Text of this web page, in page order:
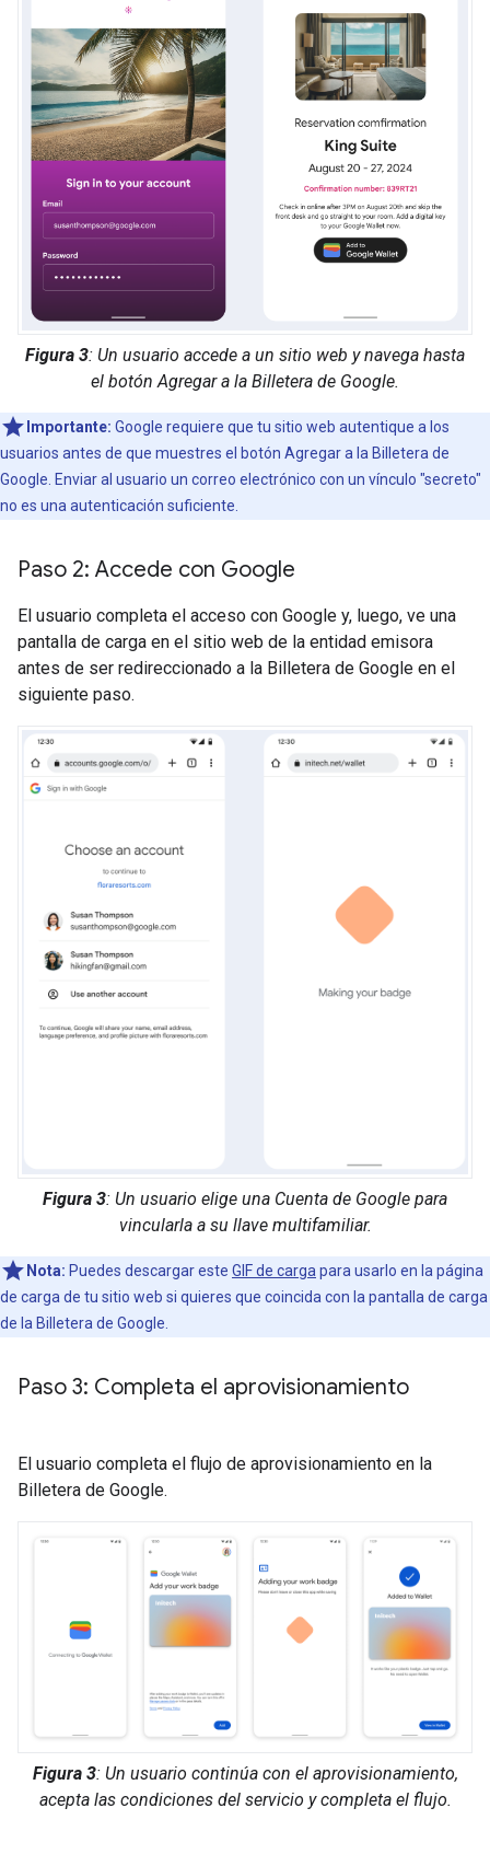
Figura 3: Un usuario accede a un sitio web y navega hasta
el botón Agregar a la Billetera de Google.
Importante: Google requiere que tu sitio web autentique a los
usuarios antes de que muestres el botón Agregar a la Billetera de
Google. Enviar al usuario un correo electrónico con un vínculo "secreto"
no es una autenticación suficiente.
Paso 2: Accede con Google
El usuario completa el acceso con Google y, luego, ve una
pantalla de carga en el sitio web de la entidad emisora
antes de ser redireccionado a la Billetera de Google en el
siguiente paso.
Figura 3: Un usuario elige una Cuenta de Google para
vincularla a su llave multifamiliar.
Nota: Puedes descargar este GIF de cargapara usarlo en la página
de carga de tu sitio web si quieres que coincida con la pantalla de carga
de la Billetera de Google.
Paso 3: Completa el aprovisionamiento
El usuario completa el flujo de aprovisionamiento en la
Billetera de Google.
Figura 3: Un usuario continúa con el aprovisionamiento,
acepta las condiciones del servicio y completa el flujo.